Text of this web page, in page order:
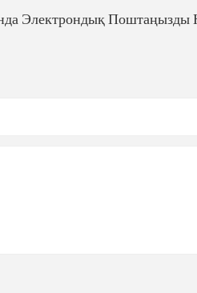
Электрондық Поштаңызды